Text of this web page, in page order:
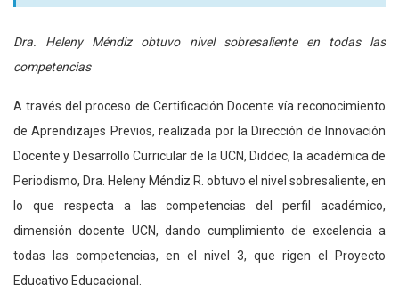
Dra. Heleny Méndiz obtuvo nivel sobresaliente en todas las
competencias
A través del proceso de Certificación Docente vía reconocimiento
de Aprendizajes Previos, realizada por la Dirección de Innovación
Docente y Desarrollo Curricular de la UCN, Diddec, la académica de
Periodismo, Dra. Heleny Méndiz R. obtuvo el nivel sobresaliente, en
lo que respecta a las competencias del perfil académico,
dimensión docente UCN, dando cumplimiento de excelencia a
todas las competencias, en el nivel 3, que rigen el Proyecto
Educativo Educacional.